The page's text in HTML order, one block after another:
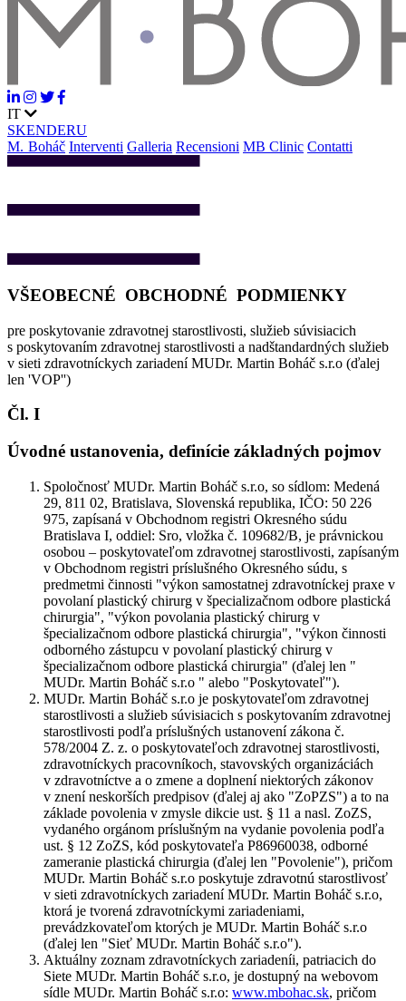
IT
SKENDERU
M. Boháč Interventi Galleria Recensioni MB Clinic Contatti
VŠEOBECNÉ OBCHODNÉ PODMIENKY
pre poskytovanie zdravotnej starostlivosti, služieb súvisiacich
s poskytovaním zdravotnej starostlivosti a nadštandardných služieb
v sieti zdravotníckych zariadení MUDr. Martin Boháč s.r.o (ďalej
len 'VOP'')
Čl. I
Úvodné ustanovenia, definície základných pojmov
Spoločnosť MUDr. Martin Boháč s.r.o, so sídlom: Medená
29, 811 02, Bratislava, Slovenská republika, IČO: 50 226
975, zapísaná v Obchodnom registri Okresného súdu
Bratislava I, oddiel: Sro, vložka č. 109682/B, je právnickou
osobou – poskytovateľom zdravotnej starostlivosti, zapísaným
v Obchodnom registri príslušného Okresného súdu, s
predmetmi činnosti "výkon samostatnej zdravotníckej praxe v
povolaní plastický chirurg v špecializačnom odbore plastická
chirurgia", "výkon povolania plastický chirurg v
špecializačnom odbore plastická chirurgia", "výkon činnosti
odborného zástupcu v povolaní plastický chirurg v
špecializačnom odbore plastická chirurgia" (ďalej len "
MUDr. Martin Boháč s.r.o " alebo "Poskytovateľ").
MUDr. Martin Boháč s.r.o je poskytovateľom zdravotnej
starostlivosti a služieb súvisiacich s poskytovaním zdravotnej
starostlivosti podľa príslušných ustanovení zákona č.
578/2004 Z. z. o poskytovateľoch zdravotnej starostlivosti,
zdravotníckych pracovníkoch, stavovských organizáciách
v zdravotníctve a o zmene a doplnení niektorých zákonov
v znení neskorších predpisov (ďalej aj ako "ZoPZS") a to na
základe povolenia v zmysle dikcie ust. § 11 a nasl. ZoZS,
vydaného orgánom príslušným na vydanie povolenia podľa
ust. § 12 ZoZS, kód poskytovateľa P86960038, odborné
zameranie plastická chirurgia (ďalej len "Povolenie"), pričom
MUDr. Martin Boháč s.r.o poskytuje zdravotnú starostlivosť
v sieti zdravotníckych zariadení MUDr. Martin Boháč s.r.o,
ktorá je tvorená zdravotníckymi zariadeniami,
prevádzkovateľom ktorých je MUDr. Martin Boháč s.r.o
(ďalej len "Sieť MUDr. Martin Boháč s.r.o").
Aktuálny zoznam zdravotníckych zariadeníi, patriacich do
Siete MUDr. Martin Boháč s.r.o, je dostupný na webovom
sídle MUDr. Martin Boháč s.r.o: www.mbohac.sk, pričom